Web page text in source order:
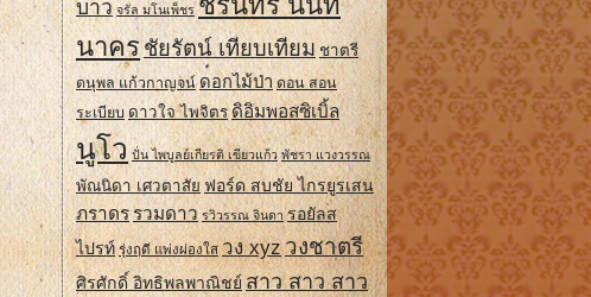
บาว จรัล มโนเพ็ชร
นาคร ชัยรัตน์ เทียบเทียม ชาตรี
ดนุพล แก้วกาญจน์ ดอกไม้ป่า ดอน สอน
ระเบียบ ดาวใจ ไพจิตร ดิอิมพอสซิเบิ้ล
นูโว ปั่น ไพบูลย์เกียรติ เขียวแก้ว พัชรา แวงวรรณ
พัณนิดา เศวตาสัย ฟอร์ด สบชัย ไกรยูรเสน
ภราดรรวมดาว รวิวรรณ จินดา รอยัลส
ไปรท์ รุ่งฤดี แพ่งผ่องใส วง xyzวงชาตรี
ศิรศักดิ์ อิทธิพลพาณิชย์ สาว สาว สาว